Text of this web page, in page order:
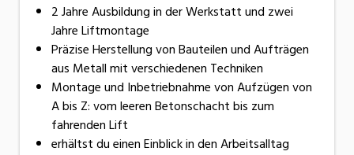
2 Jahre Ausbildung in der Werkstatt und zwei
Jahre Liftmontage
Präzise Herstellung von Bauteilen und Aufträgen
aus Metall mit verschiedenen Techniken
Montage und Inbetriebnahme von Aufzügen von
A bis Z: vom leeren Betonschacht bis zum
fahrenden Lift
erhältst du einen Einblick in den Arbeitsalltag